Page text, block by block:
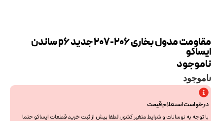
مقاومت مدول بخاری 206-207 جدید p6 ساندن
ایساکو
ناموجود
ناموجود
درخواست استعلام قیمت
با توجه به نوسانات و شرایط متغیر کشور، لطفا پیش از ثبت خرید قطعات ایساکو حتما